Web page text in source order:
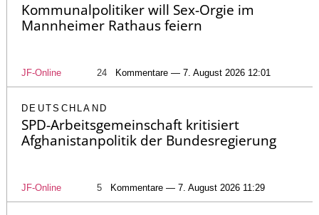
Kommunalpolitiker will Sex-Orgie im
Mannheimer Rathaus feiern
JF-Online 24 Kommentare — 7. August 2026 12:01
DEUTSCHLAND
SPD-Arbeitsgemeinschaft kritisiert
Afghanistanpolitik der Bundesregierung
JF-Online 5 Kommentare — 7. August 2026 11:29